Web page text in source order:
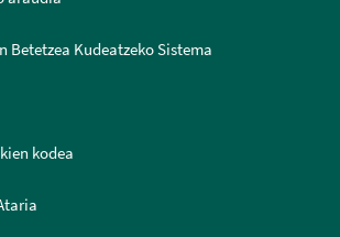
Betetzea Kudeatzeko Sistema
kodea